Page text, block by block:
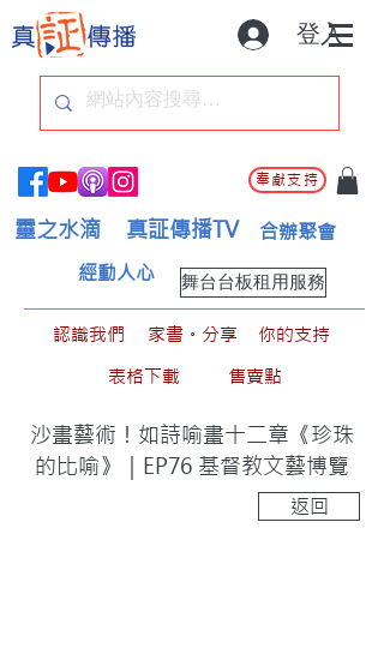
登入
奉獻支持
靈之水滴 真証傳播TV 合辦聚會
舞台台板租用服務
經動人心
認識我們 家書。分享
你的支持
表格下載
售賣點
沙畫藝術！如詩喻畫十二章《珍珠
的比喻》｜EP76 基督教文藝博覽
返回